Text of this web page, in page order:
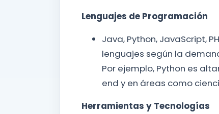
Lenguajes de Programación
Java, Python, JavaScript,
lenguajes según la
Por ejemplo, Python es
end y en áreas como
Herramientas y Tecnologías